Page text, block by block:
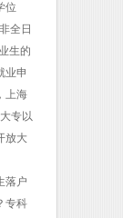
位
有啥
全日
生的
业申
上海
专以
放大
毕
生
落户
专科